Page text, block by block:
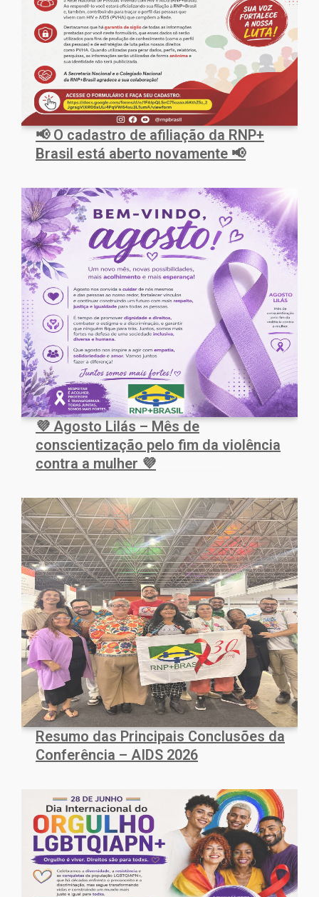
📢 O cadastro de afiliação da RNP+
Brasil está aberto novamente 📢
💜 Agosto Lilás – Mês de
conscientização pelo fim da violência
contra a mulher 💜
Resumo das Principais Conclusões da
Conferência – AIDS 2026